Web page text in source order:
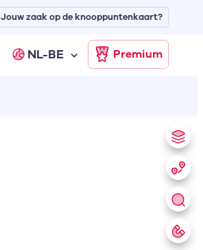
NL-BE Premium
Jouw zaak op de knooppuntenkaart?